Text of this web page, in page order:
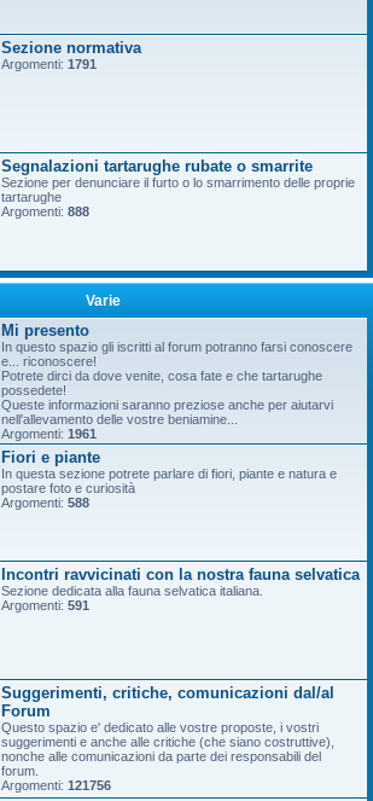
Sezione normativa
Argomenti: 1791
Segnalazioni tartarughe rubate o smarrite
Sezione per denunciare il furto o lo smarrimento delle proprie
tartarughe
Argomenti: 888
Varie
Mi presento
In questo spazio gli iscritti al forum potranno farsi conoscere
e... riconoscere!
Potrete dirci da dove venite, cosa fate e che tartarughe
possedete!
Queste informazioni saranno preziose anche per aiutarvi
nell'allevamento delle vostre beniamine...
Argomenti: 1961
Fiori e piante
In questa sezione potrete parlare di fiori, piante e natura e
postare foto e curiosità
Argomenti: 588
Incontri ravvicinati con la nostra fauna selvatica
Sezione dedicata alla fauna selvatica italiana.
Argomenti: 591
Suggerimenti, critiche, comunicazioni dal/al
Forum
Questo spazio e' dedicato alle vostre proposte, i vostri
suggerimenti e anche alle critiche (che siano costruttive),
nonche alle comunicazioni da parte dei responsabili del
forum.
Argomenti: 121756